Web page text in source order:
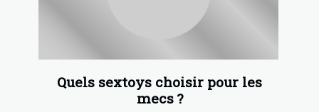
Quels sextoys choisir pour les
mecs ?